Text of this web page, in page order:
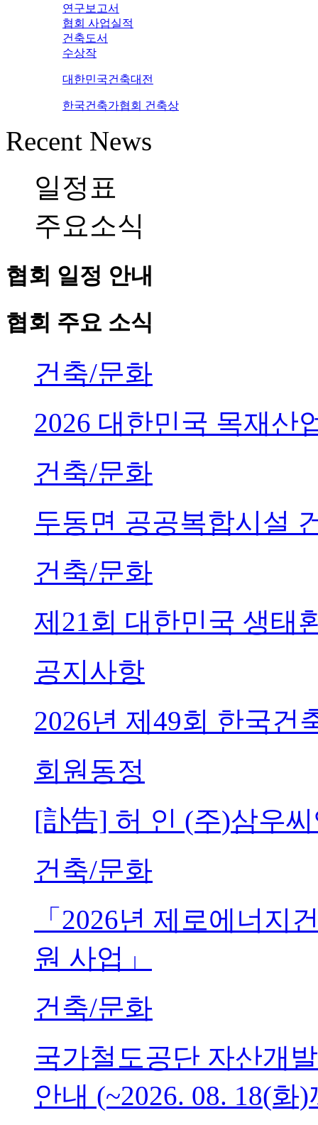
연구보고서
협회 사업실적
건축도서
수상작
대한민국건축대전
한국건축가협회 건축상
Recent News
일정표
주요소식
협회 일정 안내
협회 주요 소식
건축/문화
2026 대한민국 목재산
건축/문화
두동면 공공복합시설
건축/문화
제21회 대한민국 생태
공지사항
2026년 제49회 한국건
회원동정
[訃告] 허 인 (주)삼우
건축/문화
「2026년 제로에너지
원 사업」
건축/문화
국가철도공단 자산개
안내 (~2026. 08. 18(화